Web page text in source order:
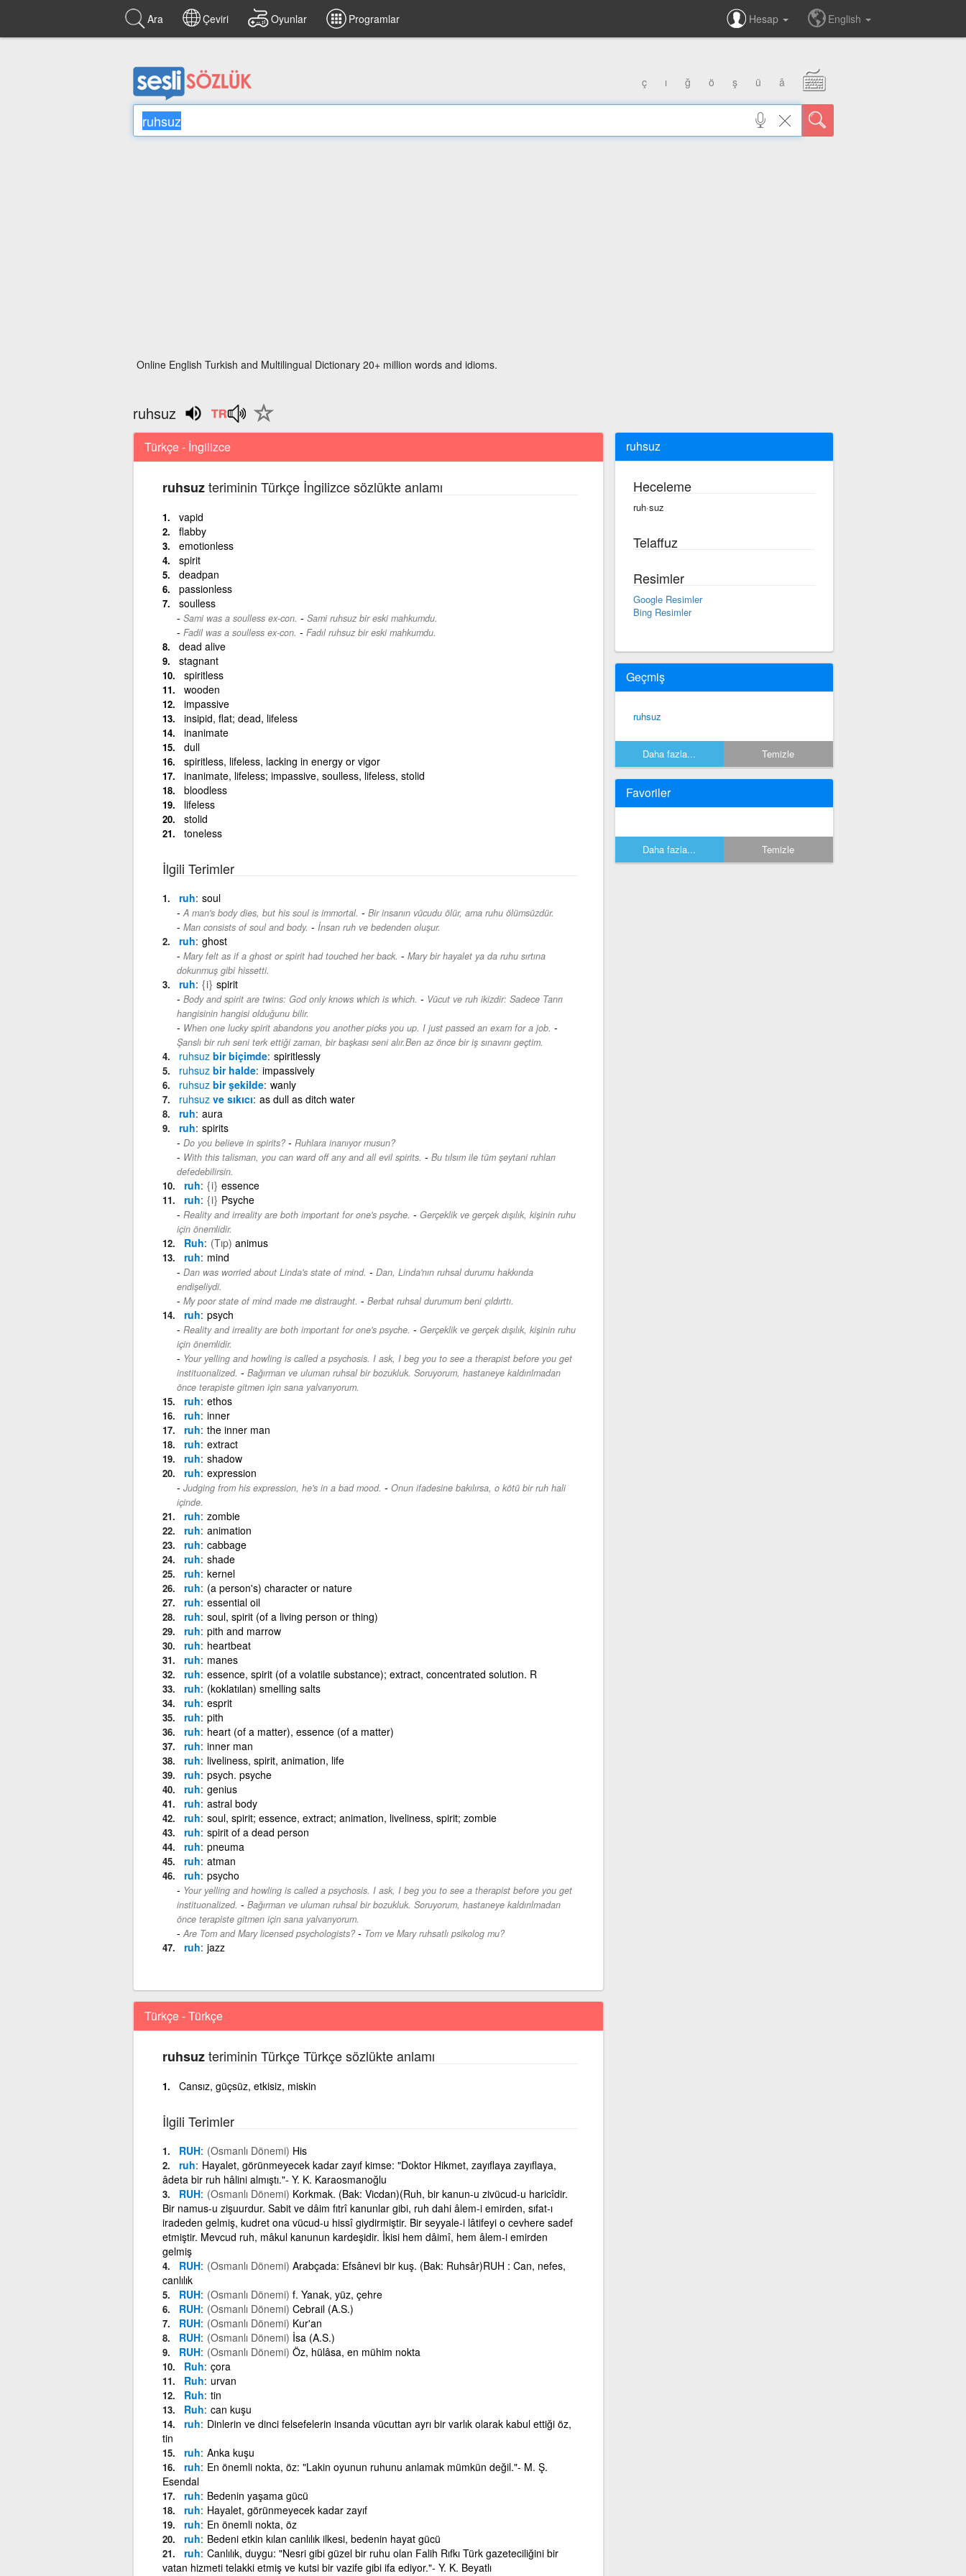
Ara Çeviri Oyunlar Programlar Hesap English
ç ı ğ ö ş ü â
Online English Turkish and Multilingual Dictionary 20+ million words and idioms.
ruhsuz
Türkçe - İngilizce
ruhsuzteriminin Türkçe İngilizce sözlükte anlamı
vapid
flabby
emotionless
spirit
deadpan
passionless
soulless
Sami was a soulless ex-con. - Sami ruhsuz bir eski mahkumdu.
Fadil was a soulless ex-con. - Fadıl ruhsuz bir eski mahkumdu.
dead alive
stagnant
spiritless
wooden
impassive
insipid, flat; dead, lifeless
inanimate
dull
spiritless, lifeless, lacking in energy or vigor
inanimate, lifeless; impassive, soulless, lifeless, stolid
bloodless
lifeless
stolid
toneless
İlgili Terimler
ruh soul
A man's body dies, but his soul is immortal. - Bir insanın vücudu ölür, ama ruhu ölümsüzdür.
Man consists of soul and body. - İnsan ruh ve bedenden oluşur.
ruh ghost
Mary felt as if a ghost or spirit had touched her back. - Mary bir hayalet ya da ruhu sırtına
dokunmuş gibi hissetti.
ruh {i} spirit
Body and spirit are twins: God only knows which is which. - Vücut ve ruh ikizdir: Sadece Tanrı
hangisinin hangisi olduğunu bilir.
When one lucky spirit abandons you another picks you up. I just passed an exam for a job. -
Şanslı bir ruh seni terk ettiği zaman, bir başkası seni alır.Ben az önce bir iş sınavını geçtim.
ruhsuzbir biçimde spiritlessly
ruhsuzbir halde impassively
ruhsuzbir şekilde wanly
ruhsuzve sıkıcı as dull as ditch water
ruh aura
ruh spirits
Do you believe in spirits?- Ruhlara inanıyor musun?
With this talisman, you can ward off any and all evil spirits. - Bu tılsım ile tüm şeytani ruhları
defedebilirsin.
ruh {i} essence
ruh {i} Psyche
Reality and irreality are both important for one's psyche. - Gerçeklik ve gerçek dışılık, kişinin ruhu
için önemlidir.
Ruh (Tıp) animus
ruh mind
Dan was worried about Linda's state of mind. - Dan, Linda'nın ruhsal durumu hakkında
endişeliydi.
My poor state of mind made me distraught. - Berbat ruhsal durumum beni çıldırttı.
ruh psych
Reality and irreality are both important for one's psyche. - Gerçeklik ve gerçek dışılık, kişinin ruhu
için önemlidir.
Your yelling and howling is called a psychosis. I ask, I beg you to see a therapist before you get
instituonalized. - Bağırman ve uluman ruhsal bir bozukluk. Soruyorum, hastaneye kaldırılmadan
önce terapiste gitmen için sana yalvarıyorum.
ruh ethos
ruh inner
ruh the inner man
ruh extract
ruh shadow
ruh expression
Judging from his expression, he's in a bad mood. - Onun ifadesine bakılırsa, o kötü bir ruh hali
içinde.
ruh zombie
ruh animation
ruh cabbage
ruh shade
ruh kernel
ruh (a person's) character or nature
ruh essential oil
ruh soul, spirit (of a living person or thing)
ruh pith and marrow
ruh heartbeat
ruh manes
ruh essence, spirit (of a volatile substance); extract, concentrated solution. R
ruh (koklatılan) smelling salts
ruh esprit
ruh pith
ruh heart (of a matter), essence (of a matter)
ruh inner man
ruh liveliness, spirit, animation, life
ruh psych. psyche
ruh genius
ruh astral body
ruh soul, spirit; essence, extract; animation, liveliness, spirit; zombie
ruh spirit of a dead person
ruh pneuma
ruh atman
ruh psycho
Your yelling and howling is called a psychosis. I ask, I beg you to see a therapist before you get
instituonalized. - Bağırman ve uluman ruhsal bir bozukluk. Soruyorum, hastaneye kaldırılmadan
önce terapiste gitmen için sana yalvarıyorum.
Are Tom and Mary licensed psychologists?- Tom ve Mary ruhsatlı psikolog mu?
ruh jazz
Türkçe - Türkçe
ruhsuzteriminin Türkçe Türkçe sözlükte anlamı
Cansız, güçsüz, etkisiz, miskin
İlgili Terimler
RUH (Osmanlı Dönemi) His
ruh Hayalet, görünmeyecek kadar zayıf kimse: "Doktor Hikmet, zayıflaya zayıflaya,
âdeta bir ruh hâlini almıştı."- Y. K. Karaosmanoğlu
RUH (Osmanlı Dönemi) Korkmak. (Bak: Vicdan)(Ruh, bir kanun-u zivücud-u haricîdir.
Bir namus-u zişuurdur. Sabit ve dâim fıtrî kanunlar gibi, ruh dahi âlem-i emirden, sıfat-ı
iradeden gelmiş, kudret ona vücud-u hissî giydirmiştir. Bir seyyale-i lâtifeyi o cevhere sadef
etmiştir. Mevcud ruh, mâkul kanunun kardeşidir. İkisi hem dâimî, hem âlem-i emirden
gelmiş
RUH (Osmanlı Dönemi) Arabçada: Efsânevi bir kuş. (Bak: Ruhsâr)RUH : Can, nefes,
canlılık
RUH (Osmanlı Dönemi) f. Yanak, yüz, çehre
RUH (Osmanlı Dönemi) Cebrail (A.S.)
RUH (Osmanlı Dönemi) Kur'an
RUH (Osmanlı Dönemi) İsa (A.S.)
RUH (Osmanlı Dönemi) Öz, hülâsa, en mühim nokta
Ruh çora
Ruh urvan
Ruh tin
Ruh can kuşu
ruh Dinlerin ve dinci felsefelerin insanda vücuttan ayrı bir varlık olarak kabul ettiği öz,
tin
ruh Anka kuşu
ruh En önemli nokta, öz: "Lakin oyunun ruhunu anlamak mümkün değil."- M. Ş.
Esendal
ruh Bedenin yaşama gücü
ruh Hayalet, görünmeyecek kadar zayıf
ruh En önemli nokta, öz
ruh Bedeni etkin kılan canlılık ilkesi, bedenin hayat gücü
ruh Canlılık, duygu: "Nesri gibi güzel bir ruhu olan Falih Rıfkı Türk gazeteciliğini bir
vatan hizmeti telakki etmiş ve kutsi bir vazife gibi ifa ediyor."- Y. K. Beyatlı
ruhsuz
Heceleme
ruh·suz
Telaffuz
Resimler
Google Resimler
Bing Resimler
Geçmiş
ruhsuz
Daha fazla... Temizle
Favoriler
Daha fazla... Temizle